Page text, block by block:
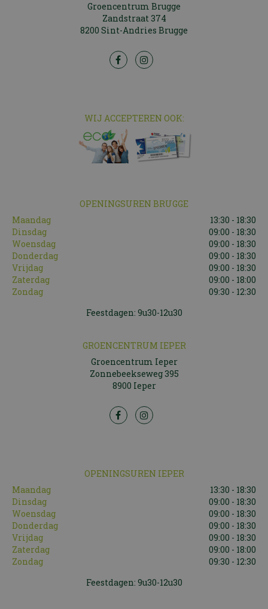
Groencentrum Brugge
Zandstraat 374
8200 Sint-Andries Brugge
WIJ ACCEPTEREN OOK:
OPENINGSUREN BRUGGE
Maandag
13:30 - 18:30
Dinsdag
09:00 - 18:30
Woensdag
09:00 - 18:30
Donderdag
09:00 - 18:30
Vrijdag
09:00 - 18:30
Zaterdag
09:00 - 18:00
Zondag
09:30 - 12:30
Feestdagen: 9u30-12u30
GROENCENTRUM IEPER
Groencentrum Ieper
Zonnebeekseweg 395
8900 Ieper
OPENINGSUREN IEPER
Maandag
13:30 - 18:30
Dinsdag
09:00 - 18:30
Woensdag
09:00 - 18:30
Donderdag
09:00 - 18:30
Vrijdag
09:00 - 18:30
Zaterdag
09:00 - 18:00
Zondag
09:30 - 12:30
Feestdagen: 9u30-12u30